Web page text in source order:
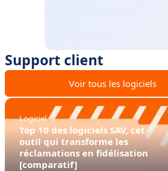
Support client
Voir tous les logiciels
Logiciel
Top 10 des logiciels SAV, cet
outil qui transforme les
réclamations en fidélisation
[comparatif]